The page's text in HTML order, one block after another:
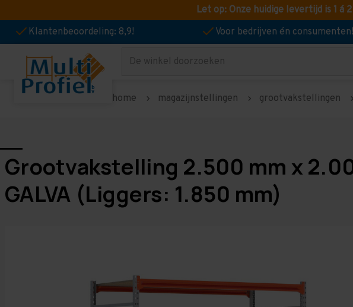
Let op: Onze huidige levertijd is 1 á
Klantenbeoordeling: 8,9!
Voor bedrijven én consumenten!
Zoeken
home magazijnstellingen grootvakstellingen
Grootvakstelling 2.500 mm x
GALVA (Liggers: 1.850 mm)